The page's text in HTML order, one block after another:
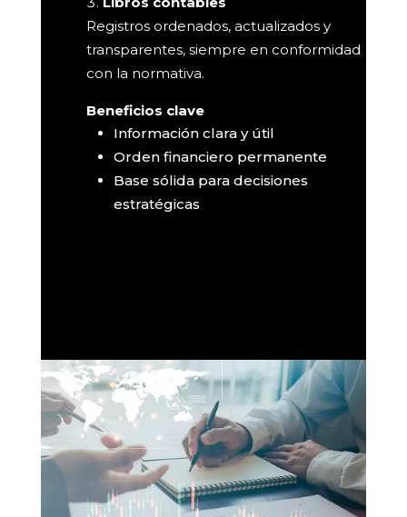
Registros ordenados, actualizados y
transparentes, siempre en conformidad
con la normativa.
Beneficios clave
Información clara y útil
Orden financiero permanente
Base sólida para decisiones
estratégicas